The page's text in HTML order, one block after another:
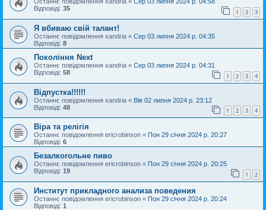
Останнє повідомлення xandria « Сер 03 липня 2024 р. 04:58
Відповіді: 35 1 2 3
Я вбиваю свій талант!
Останнє повідомлення xandria « Сер 03 липня 2024 р. 04:35
Відповіді: 8
Покоління Next
Останнє повідомлення xandria « Сер 03 липня 2024 р. 04:31
Відповіді: 58 1 2 3 4
Відпустка!!!!!!
Останнє повідомлення xandria « Вів 02 липня 2024 р. 23:12
Відповіді: 48 1 2 3 4
Віра та релігія
Останнє повідомлення ericrobinson « Пон 29 січня 2024 р. 20:27
Відповіді: 6
Безалкогольне пиво
Останнє повідомлення ericrobinson « Пон 29 січня 2024 р. 20:25
Відповіді: 19 1 2
Институт прикладного анализа поведения
Останнє повідомлення ericrobinson « Пон 29 січня 2024 р. 20:24
Відповіді: 1